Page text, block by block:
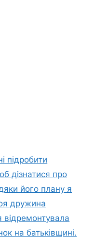
підробити
дізнатися про
його плану я
дружина
відремонтувала
на батьківщині.